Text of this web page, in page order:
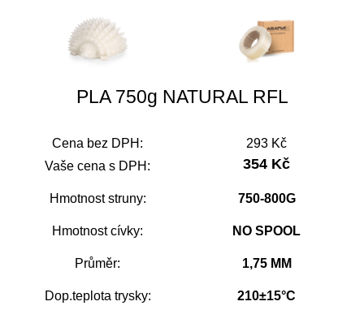
PLA 750g NATURAL RFL
Cena bez DPH:
293 Kč
Vaše cena s DPH:
354 Kč
Hmotnost struny: 750-800G
Hmotnost cívky: NO SPOOL
Průměr: 1,75 MM
Dop.teplota trysky: 210±15°C